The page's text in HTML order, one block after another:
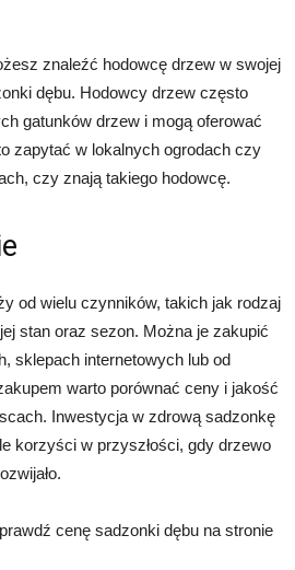
znaleźć hodowcę drzew w swojej
dębu. Hodowcy drzew często
gatunków drzew i mogą oferować
zapytać w lokalnych ogrodach czy
czy znają takiego hodowcę.
od wielu czynników, takich jak rodzaj
stan oraz sezon. Można je zakupić
sklepach internetowych lub od
warto porównać ceny i jakość
Inwestycja w zdrową sadzonkę
korzyści w przyszłości, gdy drzewo
cenę sadzonki dębu na stronie